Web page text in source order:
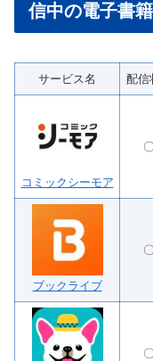
信中の電子書
サービス名 配信
コミックシーモア
ブックライブ